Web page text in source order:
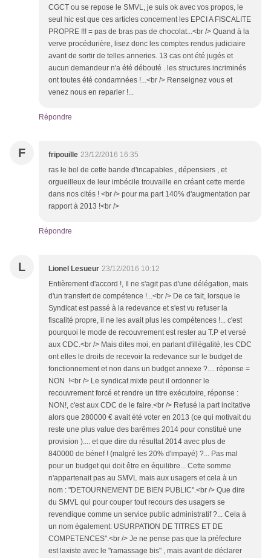
CGCT ou se repose le SMVL, je suis ok avec vos propos, le
seul hic est que ces articles concernent les EPCI A FISCALITE
PROPRE !!! = pas de bras pas de chocolat...<br /> Quand à la
verve procédurière, lisez donc les comptes rendus judiciaire
avant de sortir de telles anneries. 13 cas ont été jugés et
aucun demandeur n'a été débouté . les structures incriminés
ont toutes été condamnées !...<br /> Renseignez vous et
venez nous en reparler !...
Répondre
F fripouille 23/12/2016 16:35
ras le bol de cette bande d'incapables , dépensiers , et
orgueilleux de leur imbécile trouvaille en créant cette merde
dans nos cités ! <br /> pour ma part 140% d'augmentation par
rapport à 2013 !<br />
Répondre
L Lionel Lesueur 23/12/2016 10:12
Entièrement d'accord !, Il ne s'agit pas d'une délégation, mais
d'un transfert de compétence !...<br /> De ce fait, lorsque le
Syndicat est passé à la redevance et s'est vu refuser la
fiscalité propre, il ne les avait plus les compétences !... c'est
pourquoi le mode de recouvrement est rester au T.P et versé
aux CDC.<br /> Mais dites moi, en parlant d'illégalité, les CDC
ont elles le droits de recevoir la redevance sur le budget de
fonctionnement et non dans un budget annexe ?.... réponse =
NON !<br /> Le syndicat mixte peut il ordonner le
recouvrement forcé et rendre un titre exécutoire, réponse :
NON!, c'est aux CDC de le faire.<br /> Refusé la part incitative
alors que 280000 € avait été voter en 2013 (ce qui motivait du
reste une plus value des barêmes 2014 pour constitué une
provision ).... et que dire du résultat 2014 avec plus de
840000 de bénef ! (malgré les 20% d'impayé) ?... Pas mal
pour un budget qui doit être en équilibre... Cette somme
n'appartenait pas au SMVL mais aux usagers et cela à un
nom : "DETOURNEMENT DE BIEN PUBLIC".<br /> Que dire
du SMVL qui pour couper tout recours des usagers se
revendique comme un service public administratif ?... Cela à
un nom également: USURPATION DE TITRES ET DE
COMPETENCES".<br /> Je ne pense pas que la préfecture
est laxiste avec le "ramassage bis" , mais avant de déclarer